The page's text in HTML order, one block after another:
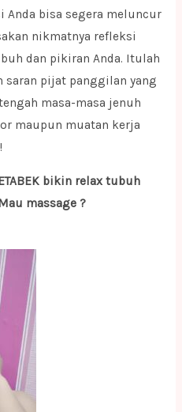
bisa segera meluncur
nikmatnya refleksi
dan pikiran Anda. Itulah
saran pijat panggilan yang
masa-masa jenuh
maupun muatan kerja
bikin relax tubuh
massage ?